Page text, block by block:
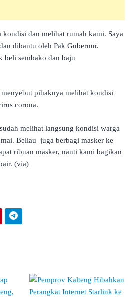
kondisi dan melihat rumah kami. Saya
dibantu oleh Pak Gubernur.
beli sembako dan baju
pihaknya melihat kondisi
corona.
melihat langsung kondisi warga
Beliau juga berbagi masker ke
ribuan masker, nanti kami bagikan
(via)